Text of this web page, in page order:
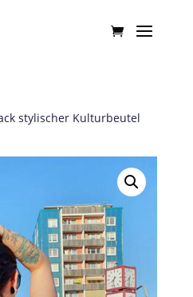
stylischer Kulturbeutel